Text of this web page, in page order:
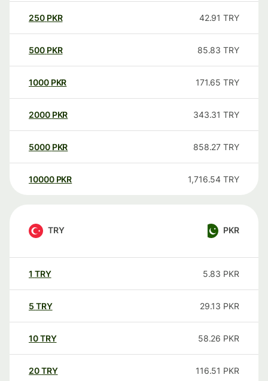
250 PKR 42.91 TRY
500 PKR 85.83 TRY
1000 PKR 171.65 TRY
2000 PKR 343.31 TRY
5000 PKR 858.27 TRY
10000 PKR 1,716.54 TRY
TRY PKR
1 TRY 5.83 PKR
5 TRY 29.13 PKR
10TRY 58.26 PKR
20TRY 116.51 PKR